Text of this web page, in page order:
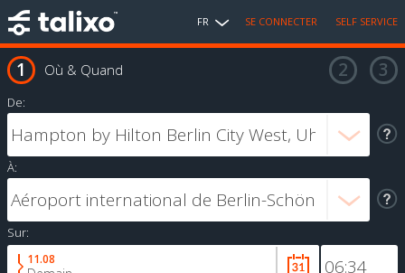
FR SE CONNECTER SELF SERVICE
Où & Quand
De:
À:
Sur:
11.08